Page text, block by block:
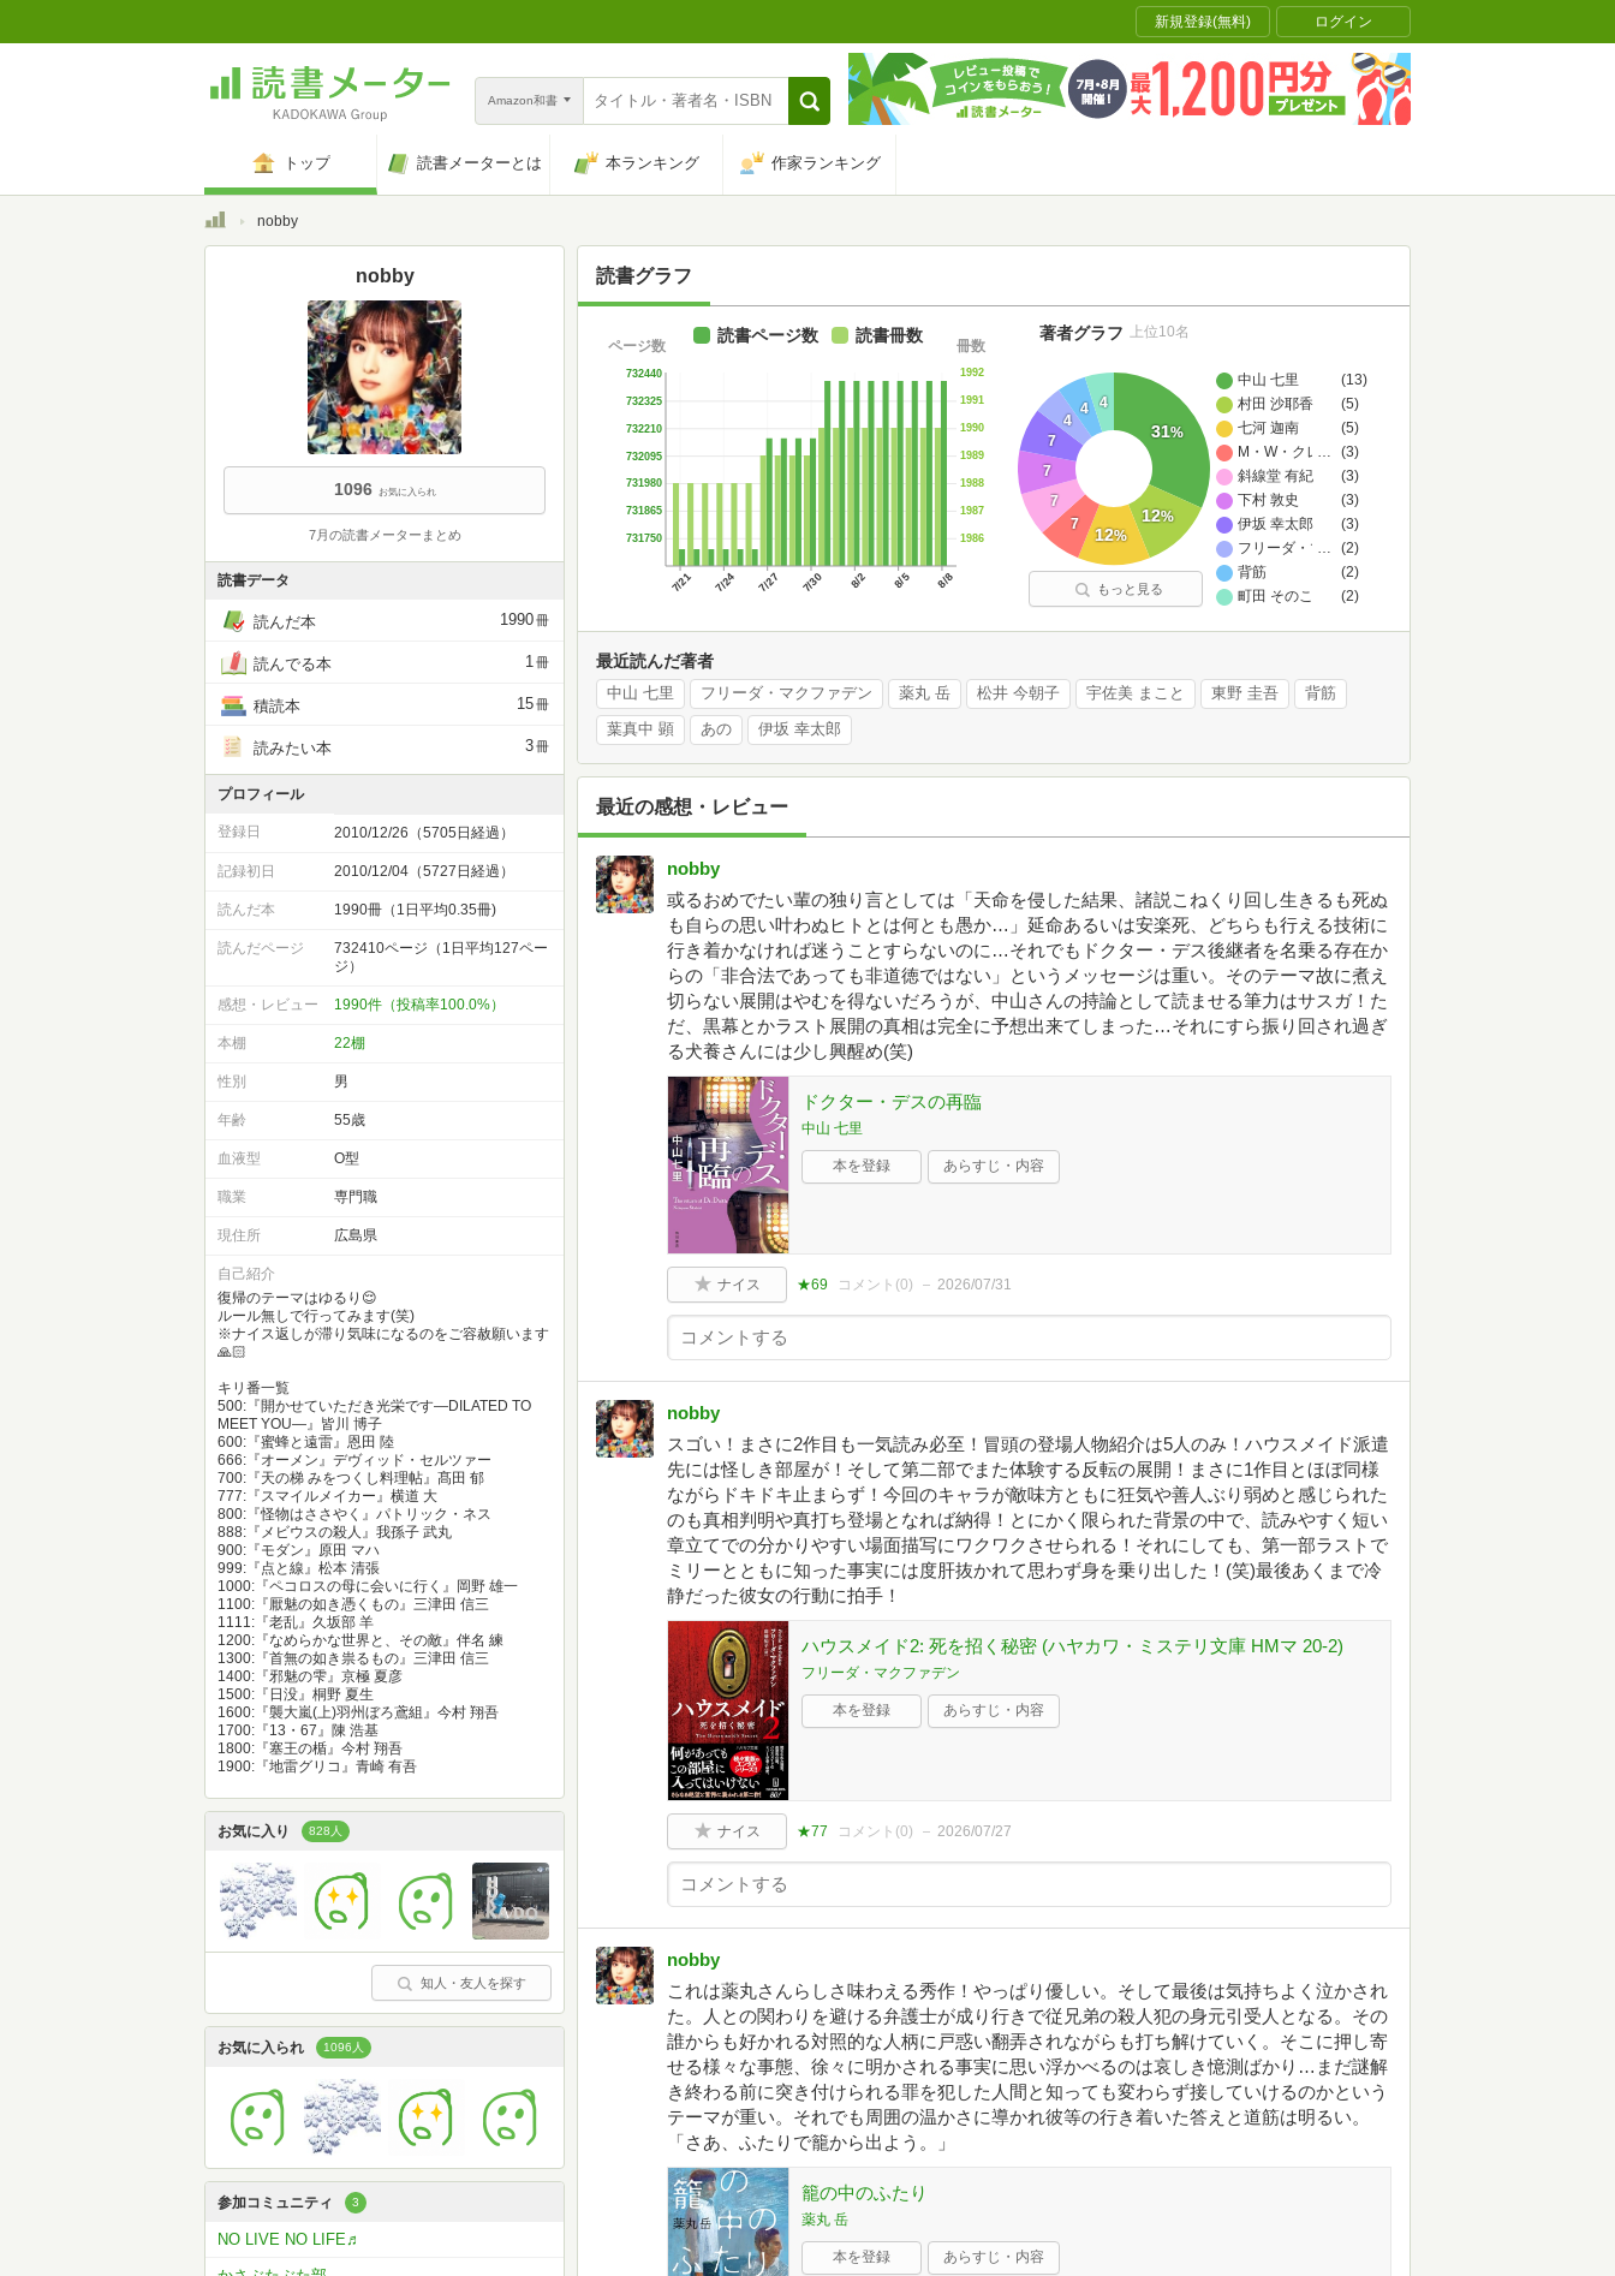
新規登録(無料) ログイン
Amazon和書
トップ 読書メーターとは 本ランキング 作家ランキング
トップnobby
読書グラフ
7/21 7/24 7/27 7/30 8/2 8/5 8/8
731750
731865
731980
732095
732210
732325
732440
ページ数
1986
1987
1988
1989
1990
1991
1992
冊数
読書ページ数 読書冊数
中山 七里
(13)
村田 沙耶香
(5)
七河 迦南
(5)
M・W・クレイヴン
(3)
…
斜線堂 有紀
(3)
下村 敦史
(3)
伊坂 幸太郎
(3)
フリーダ・マクファデン
(2)
…
背筋
(2)
町田 そのこ
(2)
31%
12%
12%
7
7
7
7
4
4 4
著者グラフ 上位10名
もっと見る
最近読んだ著者
中山 七里 フリーダ・マクファデン 薬丸 岳 松井 今朝子 宇佐美 まこと 東野 圭吾 背筋
葉真中 顕 あの 伊坂 幸太郎
最近の感想・レビュー
nobby
或るおめでたい輩の独り言としては「天命を侵した結果、諸説こねくり回し生きるも死ぬ
も自らの思い叶わぬヒトとは何とも愚か…」延命あるいは安楽死、どちらも行える技術に
行き着かなければ迷うことすらないのに…それでもドクター・デス後継者を名乗る存在か
らの「非合法であっても非道徳ではない」というメッセージは重い。そのテーマ故に煮え
切らない展開はやむを得ないだろうが、中山さんの持論として読ませる筆力はサスガ！た
だ、黒幕とかラスト展開の真相は完全に予想出来てしまった…それにすら振り回され過ぎ
る犬養さんには少し興醒め(笑)
ドクター・デスの再臨
中山 七里
本を登録 あらすじ・内容
ナイス ★69 コメント(0) 2026/07/31
nobby
スゴい！まさに2作目も一気読み必至！冒頭の登場人物紹介は5人のみ！ハウスメイド派遣
先には怪しき部屋が！そして第二部でまた体験する反転の展開！まさに1作目とほぼ同様
ながらドキドキ止まらず！今回のキャラが敵味方ともに狂気や善人ぶり弱めと感じられた
のも真相判明や真打ち登場となれば納得！とにかく限られた背景の中で、読みやすく短い
章立てでの分かりやすい場面描写にワクワクさせられる！それにしても、第一部ラストで
ミリーとともに知った事実には度肝抜かれて思わず身を乗り出した！(笑)最後あくまで冷
静だった彼女の行動に拍手！
ハウスメイド2: 死を招く秘密 (ハヤカワ・ミステリ文庫 HMマ 20-2)
フリーダ・マクファデン
本を登録 あらすじ・内容
ナイス ★77 コメント(0) 2026/07/27
nobby
これは薬丸さんらしさ味わえる秀作！やっぱり優しい。そして最後は気持ちよく泣かされ
た。人との関わりを避ける弁護士が成り行きで従兄弟の殺人犯の身元引受人となる。その
誰からも好かれる対照的な人柄に戸惑い翻弄されながらも打ち解けていく。そこに押し寄
せる様々な事態、徐々に明かされる事実に思い浮かべるのは哀しき憶測ばかり…まだ謎解
き終わる前に突き付けられる罪を犯した人間と知っても変わらず接していけるのかという
テーマが重い。それでも周囲の温かさに導かれ彼等の行き着いた答えと道筋は明るい。
「さあ、ふたりで籠から出よう。」
籠の中のふたり
薬丸 岳
本を登録 あらすじ・内容
nobby
1096 お気に入られ
7月の読書メーターまとめ
読書データ
読んだ本 1990冊
読んでる本 1冊
積読本 15冊
読みたい本 3冊
プロフィール
登録日 2010/12/26（5705日経過）
記録初日 2010/12/04（5727日経過）
読んだ本 1990冊（1日平均0.35冊)
読んだページ
732410ページ（1日平均127ペー
ジ）
感想・レビュー 1990件（投稿率100.0%）
本棚 22棚
性別 男
年齢 55歳
血液型 O型
職業 専門職
現住所 広島県
自己紹介
復帰のテーマはゆるり😌
ルール無しで行ってみます(笑)
※ナイス返しが滞り気味になるのをご容赦願います
🙏🏻
キリ番一覧
500:『開かせていただき光栄です―DILATED TO
MEET YOU―』皆川 博子
600:『蜜蜂と遠雷』恩田 陸
666:『オーメン』デヴィッド・セルツァー
700:『天の梯 みをつくし料理帖』髙田 郁
777:『スマイルメイカー』横道 大
800:『怪物はささやく』パトリック・ネス
888:『メビウスの殺人』我孫子 武丸
900:『モダン』原田 マハ
999:『点と線』松本 清張
1000:『ペコロスの母に会いに行く』岡野 雄一
1100:『厭魅の如き憑くもの』三津田 信三
1111:『老乱』久坂部 羊
1200:『なめらかな世界と、その敵』伴名 練
1300:『首無の如き祟るもの』三津田 信三
1400:『邪魅の雫』京極 夏彦
1500:『日没』桐野 夏生
1600:『襲大嵐(上)羽州ぼろ鳶組』今村 翔吾
1700:『13・67』陳 浩基
1800:『塞王の楯』今村 翔吾
1900:『地雷グリコ』青崎 有吾
お気に入り 828人
知人・友人を探す
お気に入られ 1096人
参加コミュニティ 3
NO LIVE NO LIFE♬